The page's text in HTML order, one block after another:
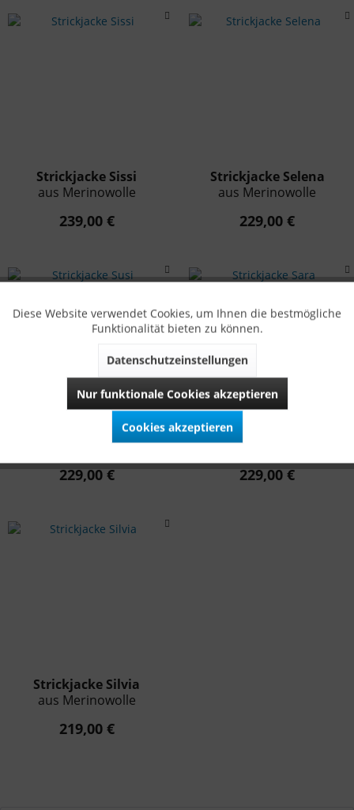
Strickjacke Sissi
aus Merinowolle
239,00 €
Strickjacke Selena
aus Merinowolle
229,00 €
Strickjacke Susi
aus Merinowolle
229,00 €
Strickjacke Sara
aus Merinowolle
229,00 €
Strickjacke Silvia
aus Merinowolle
219,00 €
Diese Website verwendet Cookies, um Ihnen die bestmögliche
Funktionalität bieten zu können.
Datenschutzeinstellungen
Nur funktionale Cookies akzeptieren
Cookies akzeptieren